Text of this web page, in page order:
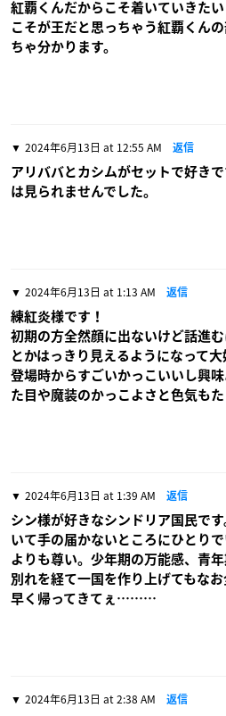
紅覇くんだからこそ着いていきた
こそが王だと思っちゃう紅覇くん
ちゃ分かります。
2024年6月13日 at 12:55 AM 返信
アリババとカシムがセットで好き
は見られませんでした。
2024年6月13日 at 1:13 AM 返信
練紅炎様です！
初期の方全然顔に出ないけど話進
とかはっきり見えるようになって大
登場時からすごいかっこいいし興
た目や魔装のかっこよさと色気も
2024年6月13日 at 1:39 AM 返信
シン様が好きなシンドリア国民で
いて手の届かないところにひとり
よりも尊い。少年期の万能感、青
別れを経て一国を作り上げてもな
早く帰ってきてぇ………
2024年6月13日 at 2:38 AM 返信